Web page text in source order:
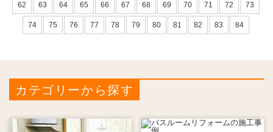
62 63 64 65 66 67 68 69 70 71 72 73
74 75 76 77 78 79 80 81 82 83 84
カテゴリーから探す